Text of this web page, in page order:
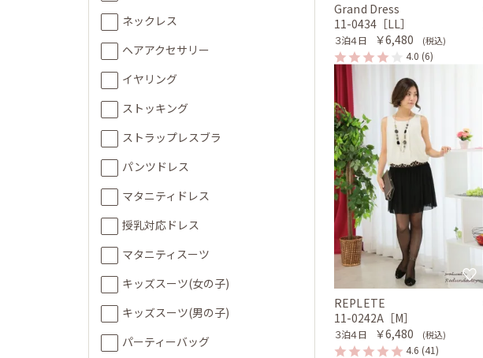
ネックレス
ヘアアクセサリー
イヤリング
ストッキング
ストラップレスブラ
パンツドレス
マタニティドレス
授乳対応ドレス
マタニティスーツ
キッズスーツ(女の子)
キッズスーツ(男の子)
パーティーバッグ
Grand Dress
11-0434［LL］
３泊４日 ￥6,480 (税込)
4.0 (6)
REPLETE
11-0242A［M］
３泊４日 ￥6,480 (税込)
4.6 (41)